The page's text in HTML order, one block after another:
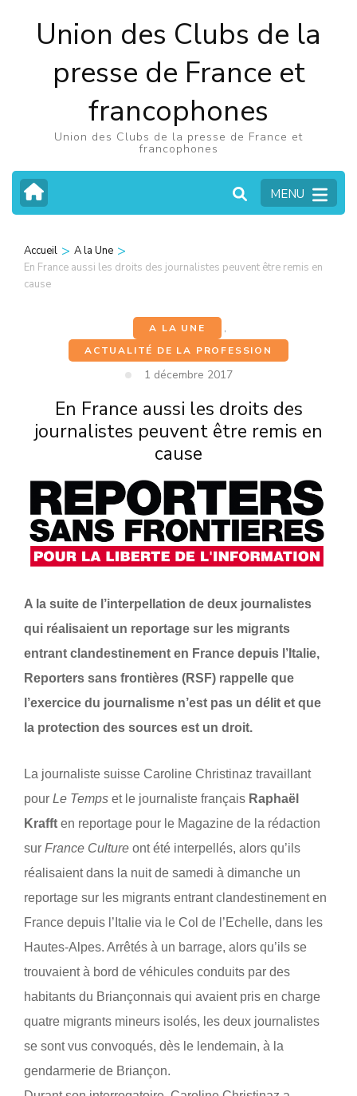
Union des Clubs de la
presse de France et
francophones
Union des Clubs de la presse de France et
francophones
MENU
Accueil > A la Une >
En France aussi les droits des journalistes peuvent être remis en
cause
A LA UNE
,
ACTUALITÉ DE LA PROFESSION
1 décembre 2017
En France aussi les droits des
journalistes peuvent être remis en
cause
A la suite de l’interpellation de deux journalistes
qui réalisaient un reportage sur les migrants
entrant clandestinement en France depuis l’Italie,
Reporters sans frontières (RSF) rappelle que
l’exercice du journalisme n’est pas un délit et que
la protection des sources est un droit.
La journaliste suisse Caroline Christinaz travaillant
pour Le Temps et le journaliste français Raphaël
Krafft en reportage pour le Magazine de la rédaction
sur France Culture ont été interpellés, alors qu’ils
réalisaient dans la nuit de samedi à dimanche un
reportage sur les migrants entrant clandestinement en
France depuis l’Italie via le Col de l’Echelle, dans les
Hautes-Alpes. Arrêtés à un barrage, alors qu’ils se
trouvaient à bord de véhicules conduits par des
habitants du Briançonnais qui avaient pris en charge
quatre migrants mineurs isolés, les deux journalistes
se sont vus convoqués, dès le lendemain, à la
gendarmerie de Briançon.